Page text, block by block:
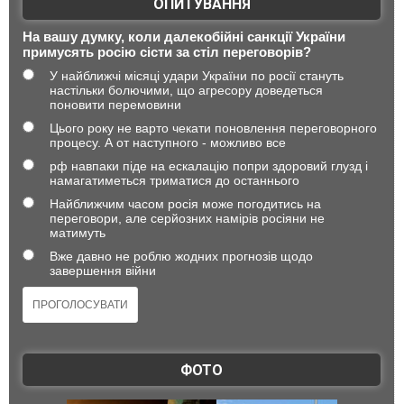
ОПИТУВАННЯ
На вашу думку, коли далекобійні санкції України
примусять росію сісти за стіл переговорів?
У найближчі місяці удари України по росії стануть
настільки болючими, що агресору доведеться
поновити перемовини
Цього року не варто чекати поновлення переговорного
процесу. А от наступного - можливо все
рф навпаки піде на ескалацію попри здоровий глузд і
намагатиметься триматися до останнього
Найближчим часом росія може погодитись на
переговори, але серйозних намірів росіяни не
матимуть
Вже давно не роблю жодних прогнозів щодо
завершення війни
ФОТО